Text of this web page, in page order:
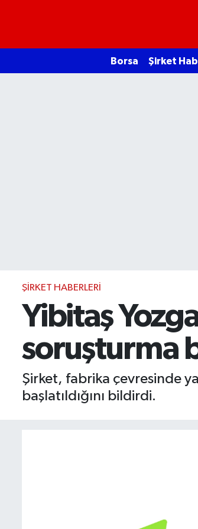
Borsa Şirket
ŞIRKET HABERLERI
Yibitaş
soruşturma
Şirket, fabrika çevresinde
başlatıldığını bildirdi.
Ekonomi
BIST 100 Isı Haritası
Coin Isı Haritası
Ekonomik Takvim
Kiripto Para Piyasası
Gizlilik Sözleşmesi